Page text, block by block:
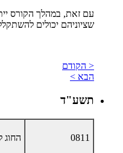
עם זאת, במהלך הקורס
שציוניהם יכולים
< הקודם
הבא >
תשע"ד
0811 החוג